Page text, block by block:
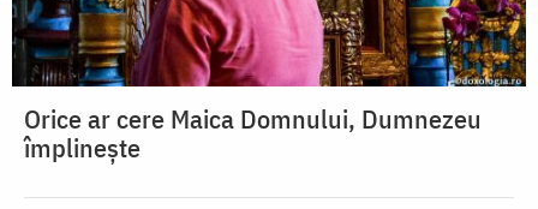
Orice ar cere Maica Domnului, Dumnezeu
împlinește